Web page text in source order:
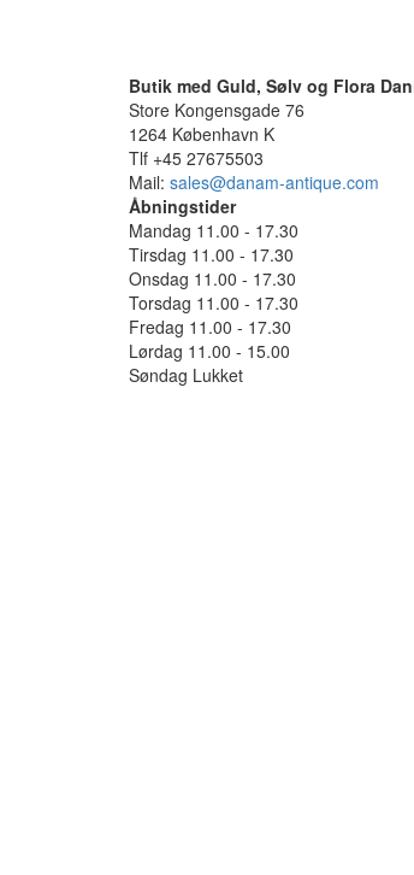
Butik med Guld, Sølv og Flora
Store Kongensgade 76
1264 København K
Tlf +45 27675503
Mail: sales@danam-antique.com
Åbningstider
Mandag 11.00 - 17.30
Tirsdag 11.00 - 17.30
Onsdag 11.00 - 17.30
Torsdag 11.00 - 17.30
Fredag 11.00 - 17.30
Lørdag 11.00 - 15.00
Søndag Lukket